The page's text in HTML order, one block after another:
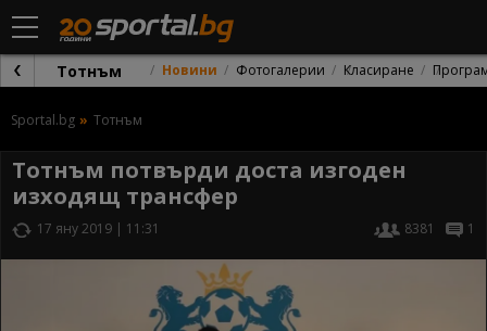
Тотнъм Новини Фотогалерии Класиране
Sportal.bg Тотнъм
Тотнъм потвърди доста изгоден
изходящ трансфер
17 яну 2019 | 11:31 8381 1